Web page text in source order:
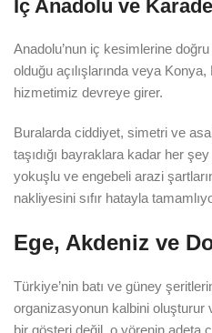
İç Anadolu ve
Anadolu’nun iç kesimlerine
olduğu açılışlarında veya
hizmetimiz devreye girer.
Buralarda ciddiyet, simetri ve
taşıdığı bayraklara kadar her
yokuşlu ve engebeli arazi
nakliyesini sıfır hatayla
Ege, Akdeniz ve
Türkiye’nin batı ve güney
organizasyonun kalbini oluşturur
bir gösteri değil, o yörenin adeta